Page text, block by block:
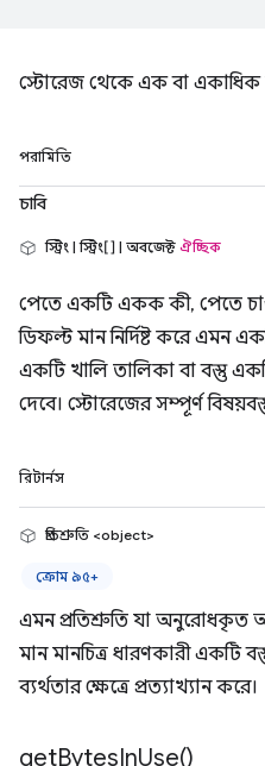
স্টোরেজ থেকে এক বা
পরামিতি
চাবি
স্ট্রিং | স্ট্রিং[] | অবজেক্ট ঐচ্ছিক
পেতে একটি একক কী, পেতে
ডিফল্ট মান নির্দিষ্ট করে এমন
একটি খালি তালিকা বা বস্তু
দেবে। স্টোরেজের সম্পূর্ণ
রিটার্নস
প্রতিশ্রুতি <object>
ক্রোম ৯৫+
এমন প্রতিশ্রুতি যা
মান মানচিত্র ধারণকারী একটি
ব্যর্থতার ক্ষেত্রে প্রত্যাখ্যান করে।
getBytesInUse()